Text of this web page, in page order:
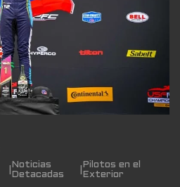
Noticias
Detacadas
Pilotos en el
Exterior